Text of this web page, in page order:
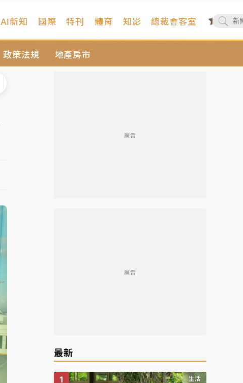
政策法規 地產房市
AI新知 國際 特刊 體育 知影 總裁會客室
廣告
廣告
最新
生活